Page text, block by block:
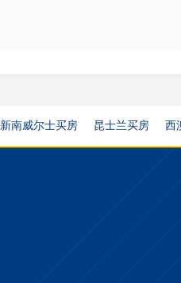
新南威尔士买房 昆士兰买房 西